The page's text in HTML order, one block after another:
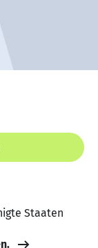
Staaten